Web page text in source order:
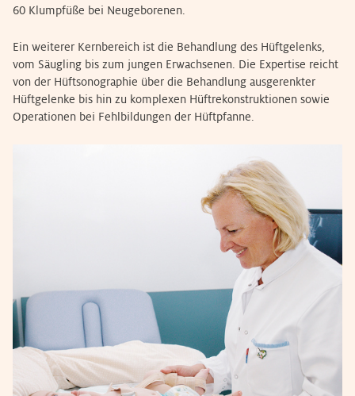
60 Klumpfüße bei Neugeborenen.
Ein weiterer Kernbereich ist die Behandlung des Hüftgelenks,
vom Säugling bis zum jungen Erwachsenen. Die Expertise reicht
von der Hüftsonographie über die Behandlung ausgerenkter
Hüftgelenke bis hin zu komplexen Hüftrekonstruktionen sowie
Operationen bei Fehlbildungen der Hüftpfanne.